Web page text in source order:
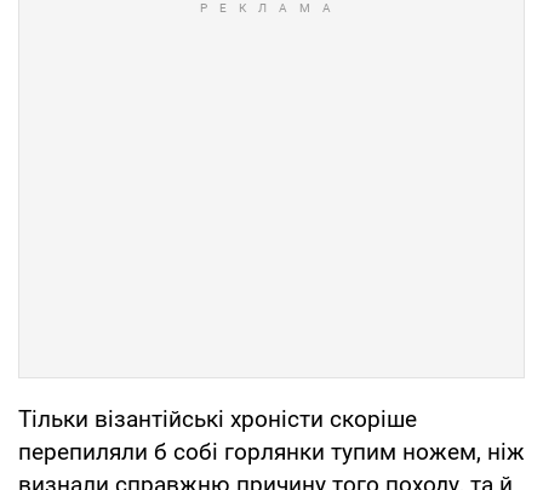
Тільки візантійські хроністи скоріше
перепиляли б собі горлянки тупим ножем, ніж
визнали справжню причину того походу, та й